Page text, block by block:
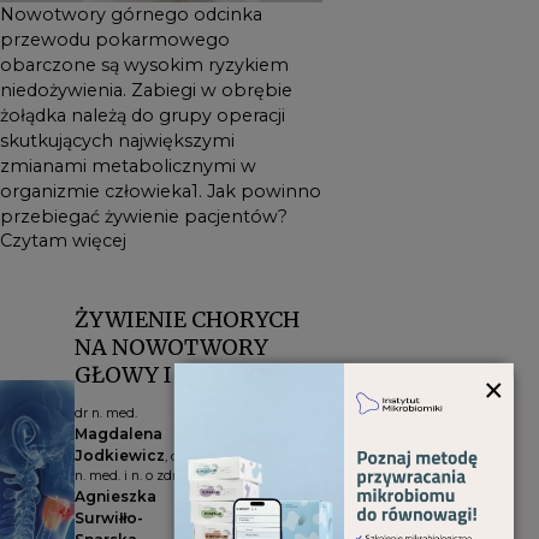
Nowotwory górnego odcinka
przewodu pokarmowego
obarczone są wysokim ryzykiem
niedożywienia. Zabiegi w obrębie
żołądka należą do grupy operacji
skutkujących największymi
zmianami metabolicznymi w
organizmie człowieka1. Jak powinno
przebiegać żywienie pacjentów?
Czytam więcej
ŻYWIENIE CHORYCH
NA NOWOTWORY
GŁOWY I SZYI
dr n. med.
Magdalena
Jodkiewicz, dr
n. med. i n. o zdr.
Agnieszka
Surwiłło-
2021
×